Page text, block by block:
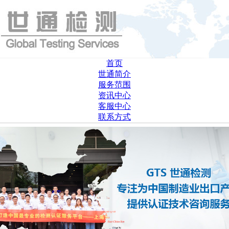
首页
世通简介
服务范围
资讯中心
客服中心
联系方式